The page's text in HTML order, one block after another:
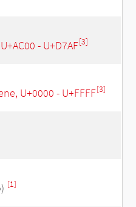
- U+D7AF[3]
U+0000 - U+FFFF[3]
[1]